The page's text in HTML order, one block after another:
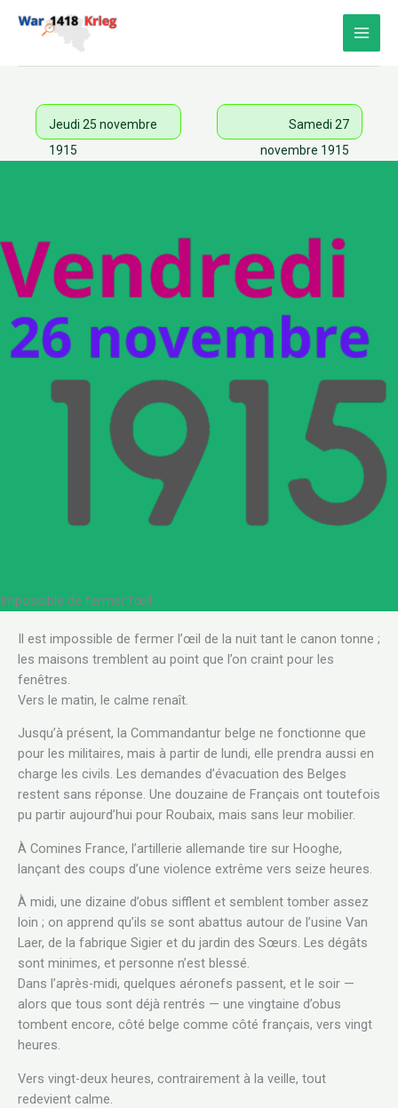
Jeudi 25 novembre
1915
Samedi 27
novembre 1915
Impossible de fermer l’œil
Il est impossible de fermer l’œil de la nuit tant le canon tonne ;
les maisons tremblent au point que l’on craint pour les
fenêtres.
Vers le matin, le calme renaît.
Jusqu’à présent, la Commandantur belge ne fonctionne que
pour les militaires, mais à partir de lundi, elle prendra aussi en
charge les civils. Les demandes d’évacuation des Belges
restent sans réponse. Une douzaine de Français ont toutefois
pu partir aujourd’hui pour Roubaix, mais sans leur mobilier.
À Comines France, l’artillerie allemande tire sur Hooghe,
lançant des coups d’une violence extrême vers seize heures.
À midi, une dizaine d’obus sifflent et semblent tomber assez
loin ; on apprend qu’ils se sont abattus autour de l’usine Van
Laer, de la fabrique Sigier et du jardin des Sœurs. Les dégâts
sont minimes, et personne n’est blessé.
Dans l’après-midi, quelques aéronefs passent, et le soir —
alors que tous sont déjà rentrés — une vingtaine d’obus
tombent encore, côté belge comme côté français, vers vingt
heures.
Vers vingt-deux heures, contrairement à la veille, tout
redevient calme.